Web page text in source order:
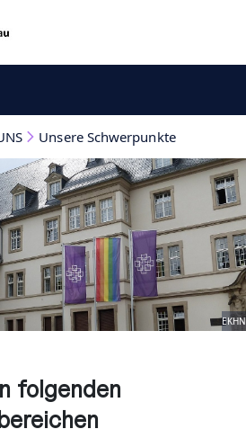
Unsere Schwerpunkte
EKHN
folgenden